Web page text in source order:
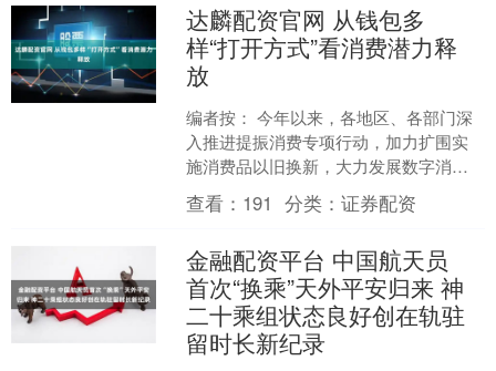
达麟配资官网 从钱包多
样“打开方式”看消费潜力释
放
编者按： 今年以来，各地区、各部门深
入推进提振消费专项行动，加力扩围实
施消费品以旧换新，大力发展数字消费
和服务消费，扩大文体消费，推动消费
潜力释放。11月14日....
查看： 191 分类：证券配资
金融配资平台 中国航天员
首次“换乘”天外平安归来 神
二十乘组状态良好创在轨驻
留时长新纪录